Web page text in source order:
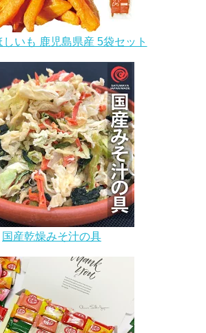
しいも 鹿児島県産 5袋セット
国産乾燥みそ汁の具